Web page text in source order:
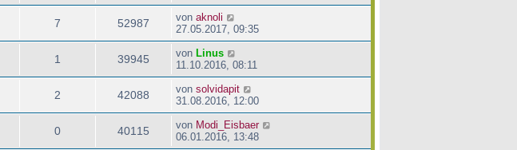
7 52987 von aknoli
27.05.2017, 09:35
1 39945 von Linus
11.10.2016, 08:11
2 42088 von solvidapit
31.08.2016, 12:00
0 40115 von Modi_Eisbaer
06.01.2016, 13:48